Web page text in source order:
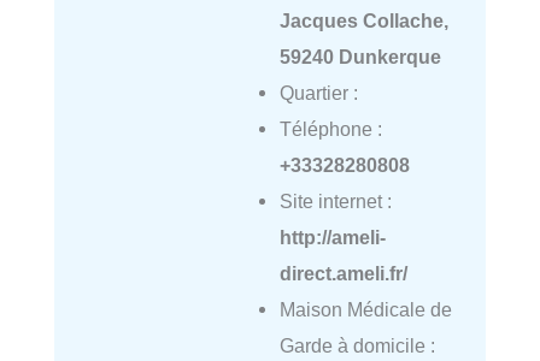
Jacques Collache,
59240 Dunkerque
Quartier :
Téléphone :
+33328280808
Site internet :
http://ameli-
direct.ameli.fr/
Maison Médicale de
Garde à domicile :